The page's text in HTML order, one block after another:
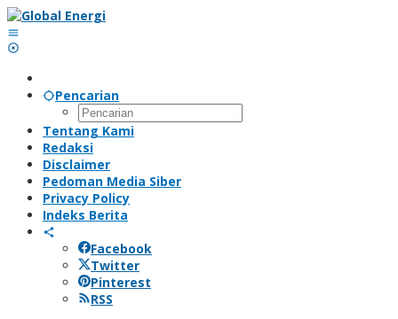
Lewati
ke
konten
Pencarian
Tentang Kami
Redaksi
Disclaimer
Pedoman Media Siber
Privacy Policy
Indeks Berita
Facebook
Twitter
Pinterest
RSS